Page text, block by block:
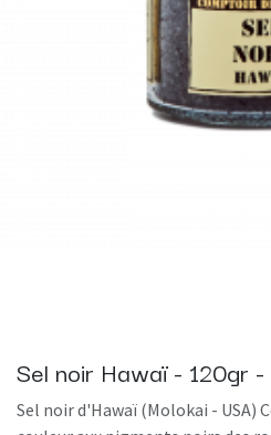
Sel noir Hawaï - 120gr -
Sel noir d'Hawaï (Molokai - USA)